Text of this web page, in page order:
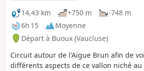
14,43 km
+750 m
-748 m
6h 15
Moyenne
Départ à Buoux (Vaucluse)
Circuit autour de l'Aigue Brun afin de
différents aspects de ce vallon niché au